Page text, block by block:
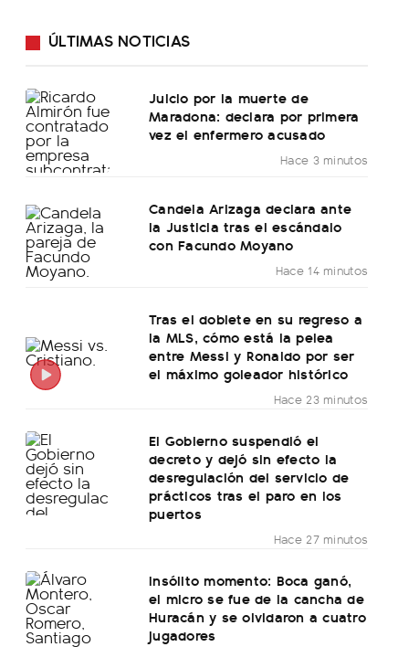
ÚLTIMAS NOTICIAS
Juicio por la muerte de
Maradona: declara por primera
vez el enfermero acusado
Hace 3 minutos
Candela Arizaga declara ante
la Justicia tras el escándalo
con Facundo Moyano
Hace 14 minutos
Tras el doblete en su regreso a
la MLS, cómo está la pelea
entre Messi y Ronaldo por ser
el máximo goleador histórico
Hace 23 minutos
El Gobierno suspendió el
decreto y dejó sin efecto la
desregulación del servicio de
prácticos tras el paro en los
puertos
Hace 27 minutos
Insólito momento: Boca ganó,
el micro se fue de la cancha de
Huracán y se olvidaron a cuatro
jugadores